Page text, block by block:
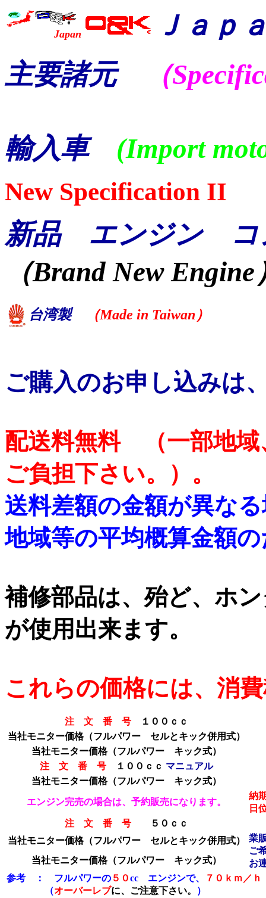
Japan Ｊａｐ
主要諸元（
輸入車 (Import
New Specification II
新品 エンジン コ
（Brand New Engine
台湾製 （Made in Taiwan）
ご購入のお申し込みは
配送料無料 （一部地域
ご負担下さい。）。
送料差額の金額が異な
地域等の平均概算金額
補修部品は、殆ど、ホ
が使用出来ます。
これらの価格には、消
注 文 番 号
１００ｃｃ
当社モニター価格（フルパワー セルとキック併用式）
当社モニター価格（フルパワー キック式）
注 文 番 号
１００ｃｃ マニュアル
当社モニター価格（フルパワー キック式）
エンジン完売の場合は、予約販売になります。
納
日
注 文 番 号
５０ｃｃ
当社モニター価格（フルパワー セルとキック併用式）
業
ご
お
当社モニター価格（フルパワー キック式）
参考 ： フルパワーの ５０cc エンジンで、
７０ｋｍ／
（オーバーレブに、ご注意下さい。 ）